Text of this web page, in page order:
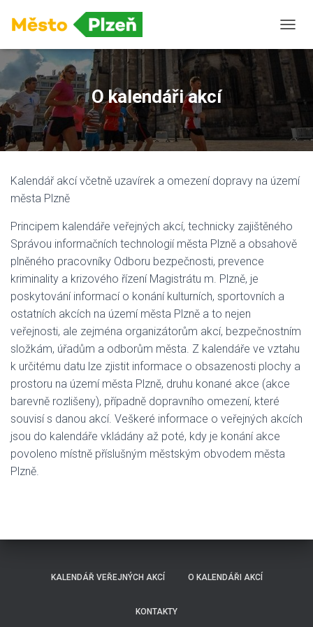
Ř
E
P
N
O
T
N
I
O kalendáři akcí
Kalendář akcí včetně uzavírek a omezení dopravy na území
města Plzně
Principem kalendáře veřejných akcí, technicky zajištěného
Správou informačních technologií města Plzně a obsahově
plněného pracovníky Odboru bezpečnosti, prevence
kriminality a krizového řízení Magistrátu m. Plzně, je
poskytování informací o konání kulturních, sportovních a
ostatních akcích na území města Plzně a to nejen
veřejnosti, ale zejména organizátorům akcí, bezpečnostním
složkám, úřadům a odborům města. Z kalendáře ve vztahu
k určitému datu lze zjistit informace o obsazenosti plochy a
prostoru na území města Plzně, druhu konané akce (akce
barevně rozlišeny), případně dopravního omezení, které
souvisí s danou akcí. Veškeré informace o veřejných akcích
jsou do kalendáře vkládány až poté, kdy je konání akce
povoleno místně příslušným městským obvodem města
Plzně.
KALENDÁŘ VEŘEJNÝCH AKCÍ O KALENDÁŘI AKCÍ
KONTAKTY